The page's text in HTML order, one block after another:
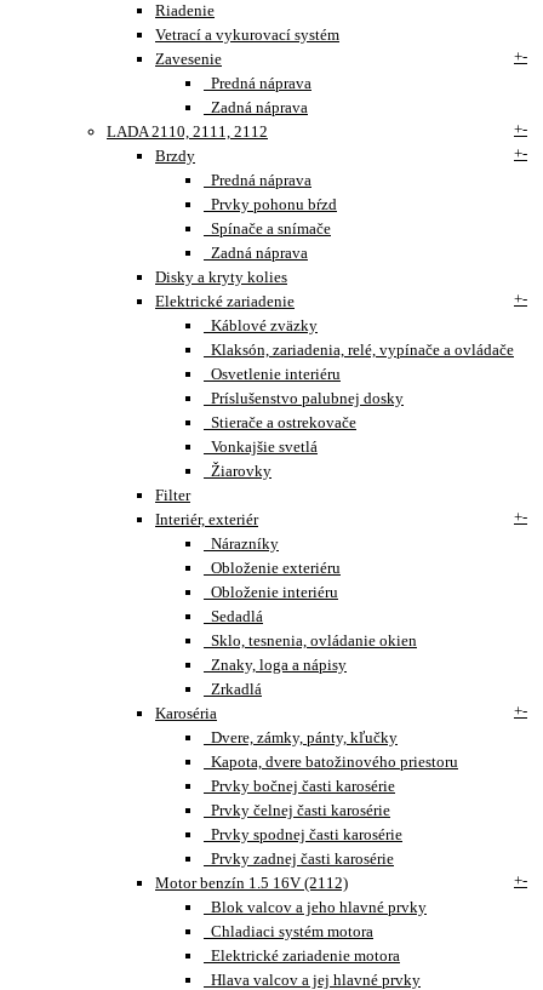
Riadenie
Vetrací a vykurovací systém
Zavesenie
+-
Predná náprava
Zadná náprava
LADA 2110, 2111, 2112
+-
Brzdy
+-
Predná náprava
Prvky pohonu bŕzd
Spínače a snímače
Zadná náprava
Disky a kryty kolies
Elektrické zariadenie
+-
Káblové zväzky
Klaksón, zariadenia, relé, vypínače a ovládače
Osvetlenie interiéru
Príslušenstvo palubnej dosky
Stierače a ostrekovače
Vonkajšie svetlá
Žiarovky
Filter
Interiér, exteriér
+-
Nárazníky
Obloženie exteriéru
Obloženie interiéru
Sedadlá
Sklo, tesnenia, ovládanie okien
Znaky, loga a nápisy
Zrkadlá
Karoséria
+-
Dvere, zámky, pánty, kľučky
Kapota, dvere batožinového priestoru
Prvky bočnej časti karosérie
Prvky čelnej časti karosérie
Prvky spodnej časti karosérie
Prvky zadnej časti karosérie
Motor benzín 1.5 16V (2112)
+-
Blok valcov a jeho hlavné prvky
Chladiaci systém motora
Elektrické zariadenie motora
Hlava valcov a jej hlavné prvky